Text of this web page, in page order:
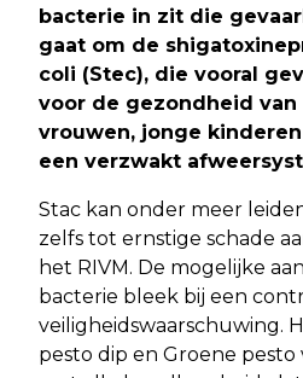
bacterie in zit die
gaat om de
coli (Stec), die vooral
voor de gezondheid van
vrouwen, jonge
een verzwakt
Stac kan onder meer
zelfs tot ernstige schade
het RIVM. De mogelijke
bacterie bleek bij een
veiligheidswaarschuwing.
pesto dip en Groene pesto